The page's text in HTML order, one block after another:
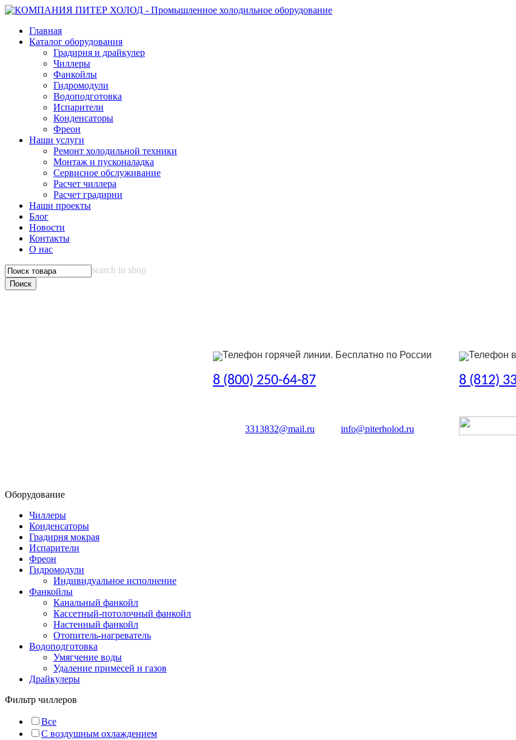
Главная
Каталог оборудования
Градирня и драйкулер
Чиллеры
Фанкойлы
Гидромодули
Водоподготовка
Испарители
Конденсаторы
Фреон
Наши услуги
Ремонт холодильной техники
Монтаж и пусконаладка
Сервисное обслуживание
Расчет чиллера
Расчет градирни
Наши проекты
Блог
Новости
Контакты
О нас
search in shop
Телефон горячей линии. Бесплатно по России
8 (800) 250-64-87
3313832@mail.ru info@piterholod.ru
Телефон
8 (812)
Оборудование
Чиллеры
Конденсаторы
Градирня мокрая
Испарители
Фреон
Гидромодули
Индивидуальное исполнение
Фанкойлы
Канальный фанкойл
Кассетный-потолочный фанкойл
Настенный фанкойл
Отопитель-нагреватель
Водоподготовка
Умягчение воды
Удаление примесей и газов
Драйкулеры
Фильтр чиллеров
Все
C воздушным охлаждением